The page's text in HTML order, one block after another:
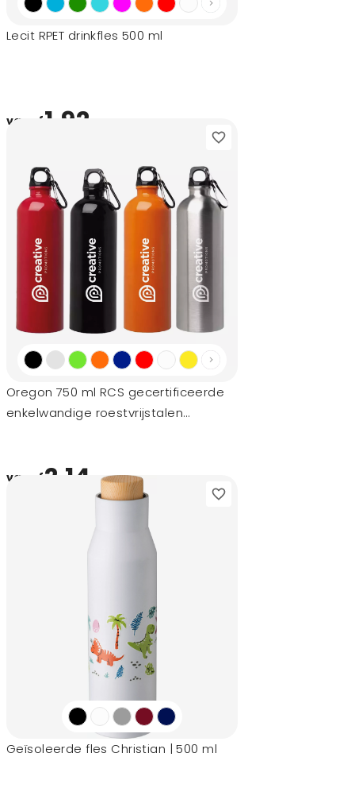
Lecit RPET drinkfles 500 ml
vanaf1,92
Oregon 750 ml RCS gecertificeerde
enkelwandige roestvrijstalen
vanaf2,14
Geïsoleerde fles Christian | 500 ml